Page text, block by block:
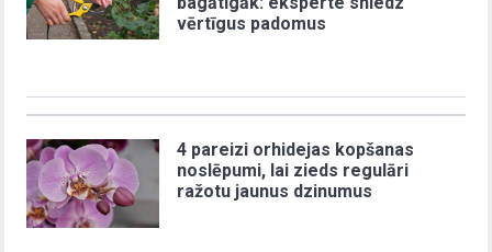
vērtīgus padomus
4 pareizi orhidejas kopšanas
noslēpumi, lai zieds regulāri
ražotu jaunus dzinumus